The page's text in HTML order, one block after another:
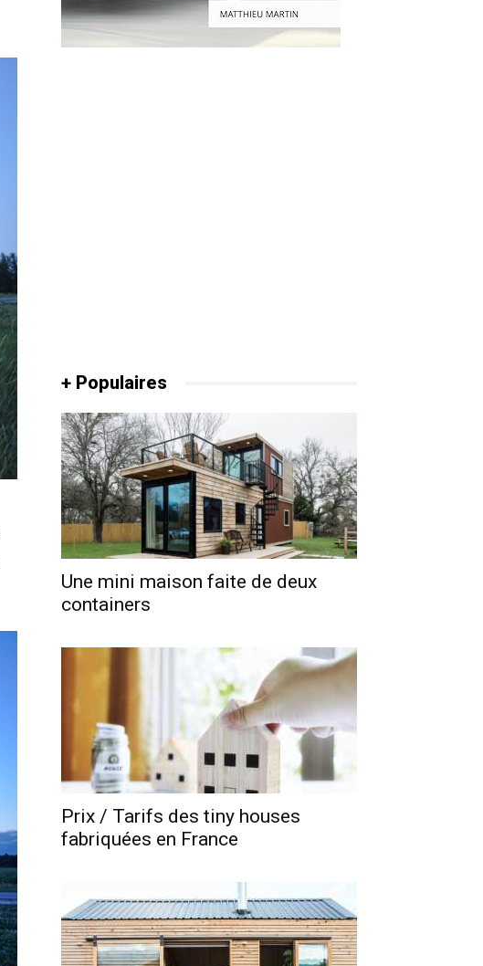
+ Populaires
Une mini maison faite de deux
containers
Prix / Tarifs des tiny houses
fabriquées en France